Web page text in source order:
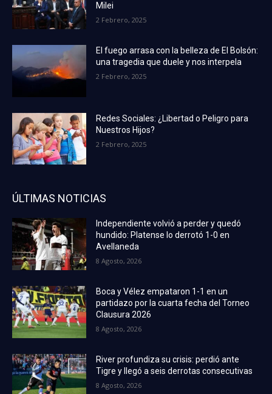
Milei
2 Febrero, 2025
El fuego arrasa con la belleza de El Bolsón:
una tragedia que duele y nos interpela
2 Febrero, 2025
Redes Sociales: ¿Libertad o Peligro para
Nuestros Hijos?
2 Febrero, 2025
ÚLTIMAS NOTICIAS
Independiente volvió a perder y quedó
hundido: Platense lo derrotó 1-0 en
Avellaneda
8 Agosto, 2026
Boca y Vélez empataron 1-1 en un
partidazo por la cuarta fecha del Torneo
Clausura 2026
8 Agosto, 2026
River profundiza su crisis: perdió ante
Tigre y llegó a seis derrotas consecutivas
8 Agosto, 2026